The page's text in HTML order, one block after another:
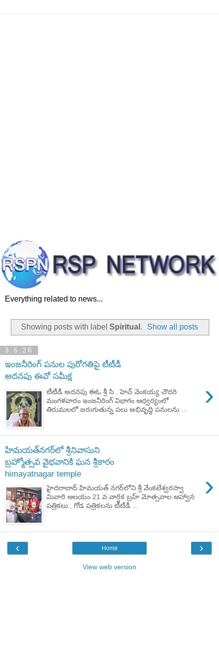
Everything related to news...
Showing posts with label Spiritual . Show all posts
3.6.26
ఇంజనీరింగ్ పనుల పురోగతిపై టీటీడీ
అదనపు ఈవో సమీక్ష
›
టీటీడీ అదనపు ఈఓ శ్రీ సి . హెచ్ వెంకయ్య చౌదరి
మంగళవారం ఇంజనీరింగ్ విభాగం ఆధ్వర్యంలో
తిరుమలలో జరుగుతున్న పలు అభివృద్ధి పనులను ...
హిమయత్‌నగర్‌లో శ్రీనివాసుని
బ్రహ్మోత్సవ వైభవానికి ఘన శ్రీకారం
himayatnagar temple
›
హైదరాబాద్ హిమయత్‌ నగర్‌లోని శ్రీ వేంకటేశ్వరస్వా
మివారి ఆలయం 21 వ వార్షిక బ్రహ్ మోత్సవాల ఆహ్వాన
పత్రికలు , గోడ పత్రికలను టీటీడీ ...
‹ ›
Home
View web version